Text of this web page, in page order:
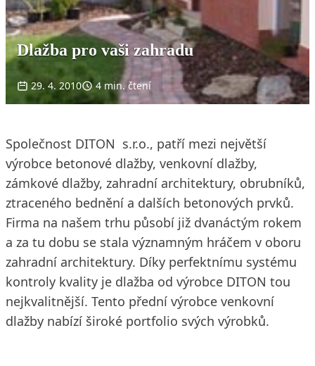
Dlažba pro vaši zahradu
29. 4. 2010 4 min. čtení
Společnost DITON s.r.o., patří mezi největší
výrobce betonové dlažby, venkovní dlažby,
zámkové dlažby, zahradní architektury, obrubníků,
ztraceného bednění a dalších betonových prvků.
Firma na našem trhu působí již dvanáctým rokem
a za tu dobu se stala významným hráčem v oboru
zahradní architektury. Díky perfektnímu systému
kontroly kvality je dlažba od výrobce DITON tou
nejkvalitnější. Tento přední výrobce venkovní
dlažby nabízí široké portfolio svých výrobků.